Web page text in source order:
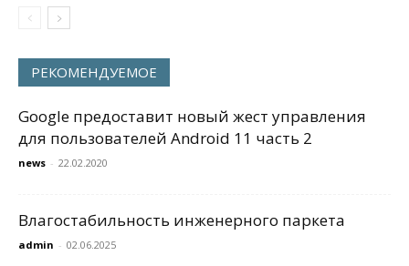
РЕКОМЕНДУЕМОЕ
Google предоставит новый жест управления
для пользователей Android 11 часть 2
news - 22.02.2020
Влагостабильность инженерного паркета
admin - 02.06.2025